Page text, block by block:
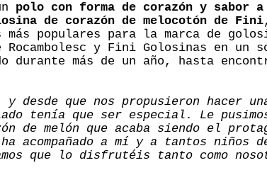
polo con forma de corazón y sabor a
de corazón de melocotón de Fini
más populares para la marca de
Rocambolesc y Fini Golosinas en un
durante más de un año, hasta
desde que nos propusieron hacer
tenía que ser especial. Le
de melón que acaba siendo el
acompañado a mí y a tantos niños
que lo disfrutéis tanto como